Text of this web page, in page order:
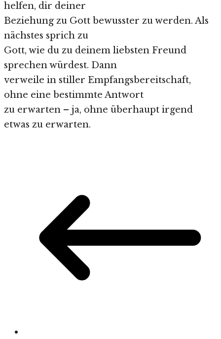
helfen, dir deiner
Beziehung zu Gott bewusster zu werden. Als
nächstes sprich zu
Gott, wie du zu deinem liebsten Freund
sprechen würdest. Dann
verweile in stiller Empfangsbereitschaft,
ohne eine bestimmte Antwort
zu erwarten – ja, ohne überhaupt irgend
etwas zu erwarten.